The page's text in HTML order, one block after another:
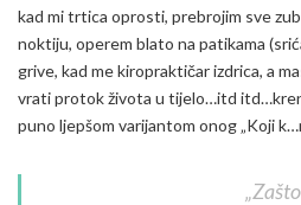
kad mi trtica oprosti, prebrojim sve
noktiju, operem blato na patikama
grive, kad me kiropraktičar izdrica, a
vrati protok života u tijelo…itd
puno ljepšom varijantom onog „Koji